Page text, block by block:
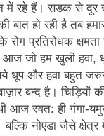
रहे हैं। सडक से दूर
हो रही है तब
प्रतिरोधक
जो हम खुली हवा,
धूप और हवा बहुत
बन्द है। चिड़ियों
आज स्वत: ही गंगा-
नोएडा जैसे